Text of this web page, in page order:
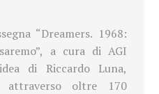
“Dreamers. 1968:
a cura di AGI
di Riccardo Luna,
attraverso oltre 170